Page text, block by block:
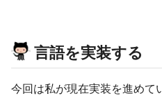
言語を実装する
今回は私が現在実装を進めて